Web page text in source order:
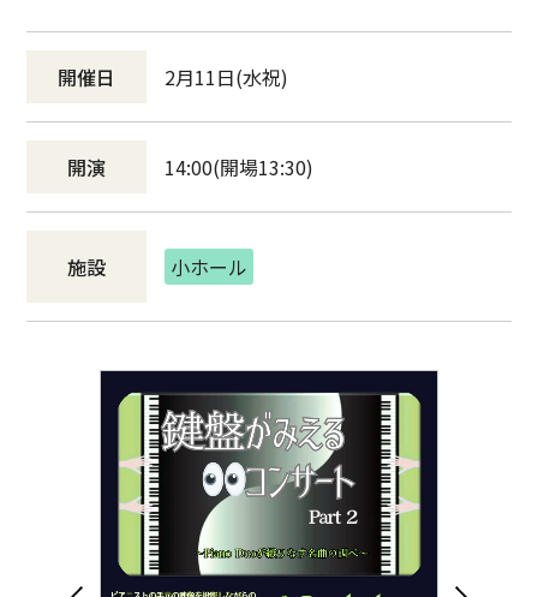
開催日 2月11日(水祝)
開演 14:00(開場13:30)
施設 小ホール